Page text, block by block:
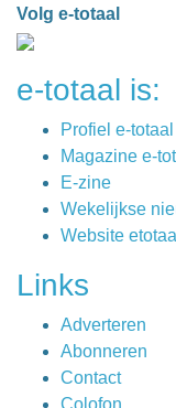
Volg e-totaal
e-totaal is:
Profiel e-totaal
Magazine e-
E-zine
Wekelijkse
Website
Links
Adverteren
Abonneren
Contact